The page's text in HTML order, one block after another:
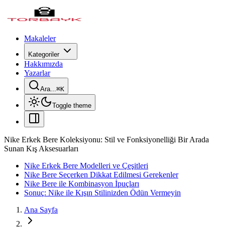
Makaleler
Kategoriler
Hakkımızda
Yazarlar
Ara...⌘K
Toggle theme
Nike Erkek Bere Koleksiyonu: Stil ve Fonksiyonelliği Bir Arada
Sunan Kış Aksesuarları
Nike Erkek Bere Modelleri ve Çeşitleri
Nike Bere Seçerken Dikkat Edilmesi Gerekenler
Nike Bere ile Kombinasyon İpuçları
Sonuç: Nike ile Kışın Stilinizden Ödün Vermeyin
Ana Sayfa